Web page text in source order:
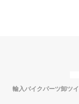
輸入バイクパーツ卸ツ